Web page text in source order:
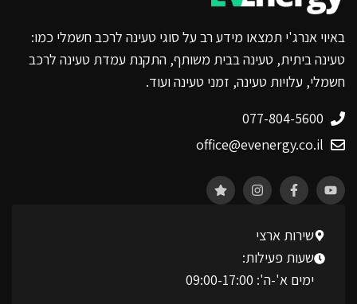
באיוי אנרג'י תמצאו מידע רב על סוגי טעינה לרכב חשמלי כמו:
טעינה ביתית, טעינה בבית משותף, התקנת עמדת טעינה לרכב
חשמלי, עלויות טעינה, זמני טעינה ועוד.
077-804-5600
office@evenergy.co.il
שירות ארצי
שעות פעילות:
ימים א'-ה': 09:00-17:00